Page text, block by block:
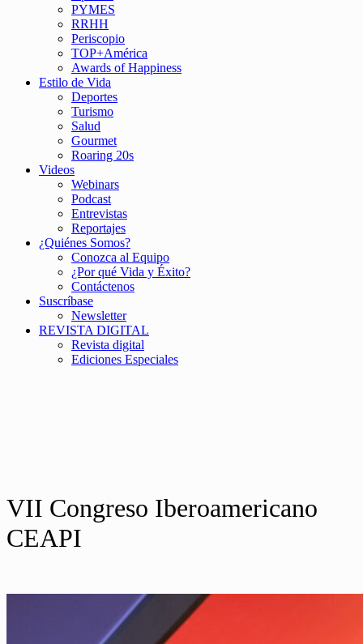
PYMES
RRHH
Periscopio
TOP+América
Awards of Happiness
Estilo de Vida
Deportes
Turismo
Salud
Gourmet
Roaring 20s
Videos
Webinars
Podcast
Entrevistas
Reportajes
¿Quiénes Somos?
Conozca al Equipo
¿Por qué Vida y Éxito?
Contáctenos
Suscríbase
Newsletter
REVISTA DIGITAL
Revista digital
Ediciones Especiales
VII Congreso Iberoamericano
CEAPI